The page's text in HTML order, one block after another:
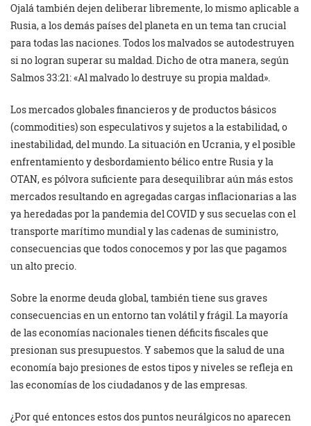
Ojalá también dejen deliberar libremente, lo mismo aplicable a
Rusia, a los demás países del planeta en un tema tan crucial
para todas las naciones. Todos los malvados se autodestruyen
si no logran superar su maldad. Dicho de otra manera, según
Salmos 33:21: «Al malvado lo destruye su propia maldad».
Los mercados globales financieros y de productos básicos
(commodities) son especulativos y sujetos a la estabilidad, o
inestabilidad, del mundo. La situación en Ucrania, y el posible
enfrentamiento y desbordamiento bélico entre Rusia y la
OTAN, es pólvora suficiente para desequilibrar aún más estos
mercados resultando en agregadas cargas inflacionarias a las
ya heredadas por la pandemia del COVID y sus secuelas con el
transporte marítimo mundial y las cadenas de suministro,
consecuencias que todos conocemos y por las que pagamos
un alto precio.
Sobre la enorme deuda global, también tiene sus graves
consecuencias en un entorno tan volátil y frágil. La mayoría
de las economías nacionales tienen déficits fiscales que
presionan sus presupuestos. Y sabemos que la salud de una
economía bajo presiones de estos tipos y niveles se refleja en
las economías de los ciudadanos y de las empresas.
¿Por qué entonces estos dos puntos neurálgicos no aparecen